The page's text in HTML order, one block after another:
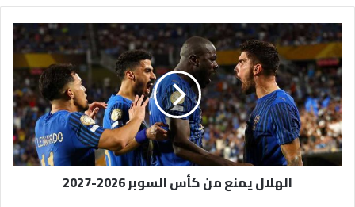
الهلال
يمنع
من
كأس
السوبر
2026-
2027
الهلال يمنع من كأس السوبر 2026-2027